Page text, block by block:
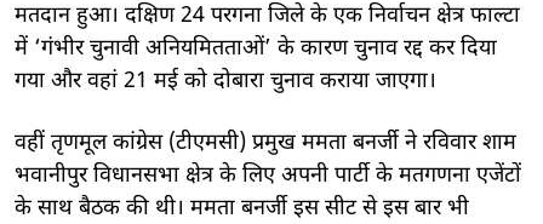
मतदान हुआ। दक्षिण 24 परगना जिले के एक निर्वाचन क्षेत्र फाल्टा
में ‘गंभीर चुनावी अनियमितताओं’ के कारण चुनाव रद्द कर दिया
गया और वहां 21 मई को दोबारा चुनाव कराया जाएगा।
वहीं तृणमूल कांग्रेस (टीएमसी) प्रमुख ममता बनर्जी ने रविवार शाम
भवानीपुर विधानसभा क्षेत्र के लिए अपनी पार्टी के मतगणना एजेंटों
के साथ बैठक की थी। ममता बनर्जी इस सीट से इस बार भी